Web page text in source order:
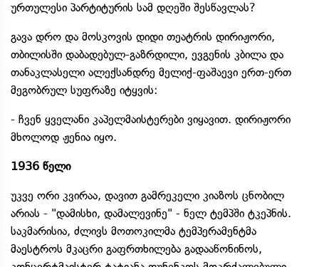
ურთულესი პარტიტურის სამ დღეში შესწავლას?
გავა დრო და მოსკოვის დიდი თეატრის დირიჟორი,
თბილისში დაბადებულ-გაზრდილი, ევგენის კბილა და
თანაკლასელი ალექსანდრე მელიქ-ფაშაევი ერთ-ერთ
მეგობრულ სუფრაზე იტყვის:
- ჩვენ ყველანი კაპელმაისტერები ვიყავით. დირიჟორი
მხოლოდ ჟენია იყო.
1936 წელი
უკვე ორი კვირაა, დავით გამრეკელი კიაზოს ცნობილ
არიას - "დამისხი, დამალევინე" - ნელ ტემპში ტკეპნის.
საკმარისია, ძლივს მოთოკილმა ტემპერამენტმა
მაესტროს მკაცრი გაფრთხილება გადააწონინოს,